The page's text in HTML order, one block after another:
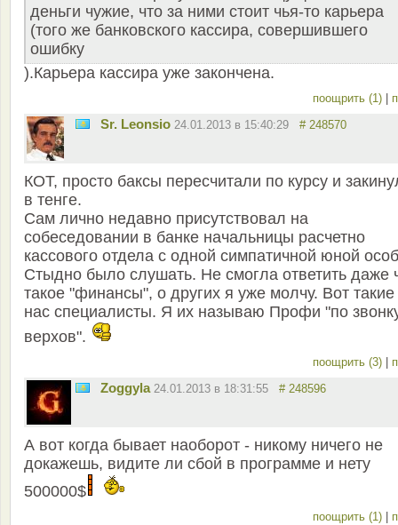
деньги чужие, что за ними стоит чья-то карьера
(того же банковского кассира, совершившего
ошибку
).Карьера кассира уже закончена.
поощрить (1)
Sr. Leonsio 24.01.2013 в 15:40:29 # 248570
КОТ, просто баксы пересчитали по курсу и
в тенге.
Сам лично недавно присутствовал на
собеседовании в банке начальницы расчетно
кассового отдела с одной симпатичной юной
Стыдно было слушать. Не смогла ответить даже
такое "финансы", о других я уже молчу. Вот такие
нас специалисты. Я их называю Профи "по
верхов".
поощрить (3)
Zoggyla 24.01.2013 в 18:31:55 # 248596
А вот когда бывает наоборот - никому ничего не
докажешь, видите ли сбой в программе и нету
500000$
поощрить (1)